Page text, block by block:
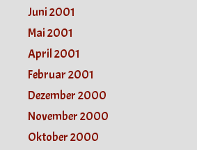
Juni 2001
Mai 2001
April 2001
Februar 2001
Dezember 2000
November 2000
Oktober 2000